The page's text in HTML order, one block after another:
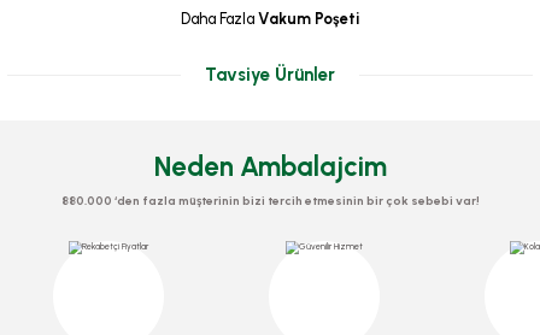
Daha Fazla Vakum Poşeti
Tavsiye Ürünler
Neden Ambalajcim
880.000 ‘den fazla müşterinin bizi tercih etmesinin bir çok sebebi var!